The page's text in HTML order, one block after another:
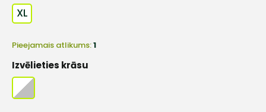
XL
Pieejamais atlikums:1
Izvēlieties krāsu